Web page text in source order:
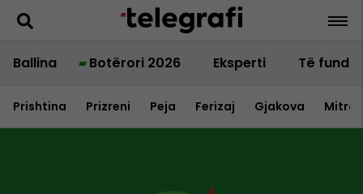
Ballina Botërori 2026 Eksperti Të fundit
Prishtina Prizreni Peja Ferizaj Gjakova